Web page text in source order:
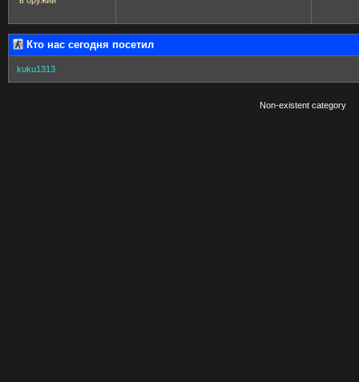
Кто нас сегодня посетил
kuku1313
Non-existent category